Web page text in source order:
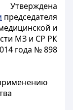
Утверждена
председателя
и
МЗ и СР РК
года № 898